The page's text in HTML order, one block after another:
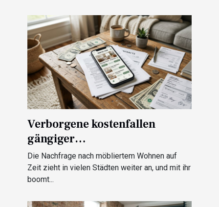
Verborgene kostenfallen
gängiger
vermietungsplattformen – gibt
es alternativen?
Die Nachfrage nach möbliertem Wohnen auf
Zeit zieht in vielen Städten weiter an, und mit ihr
boomt...